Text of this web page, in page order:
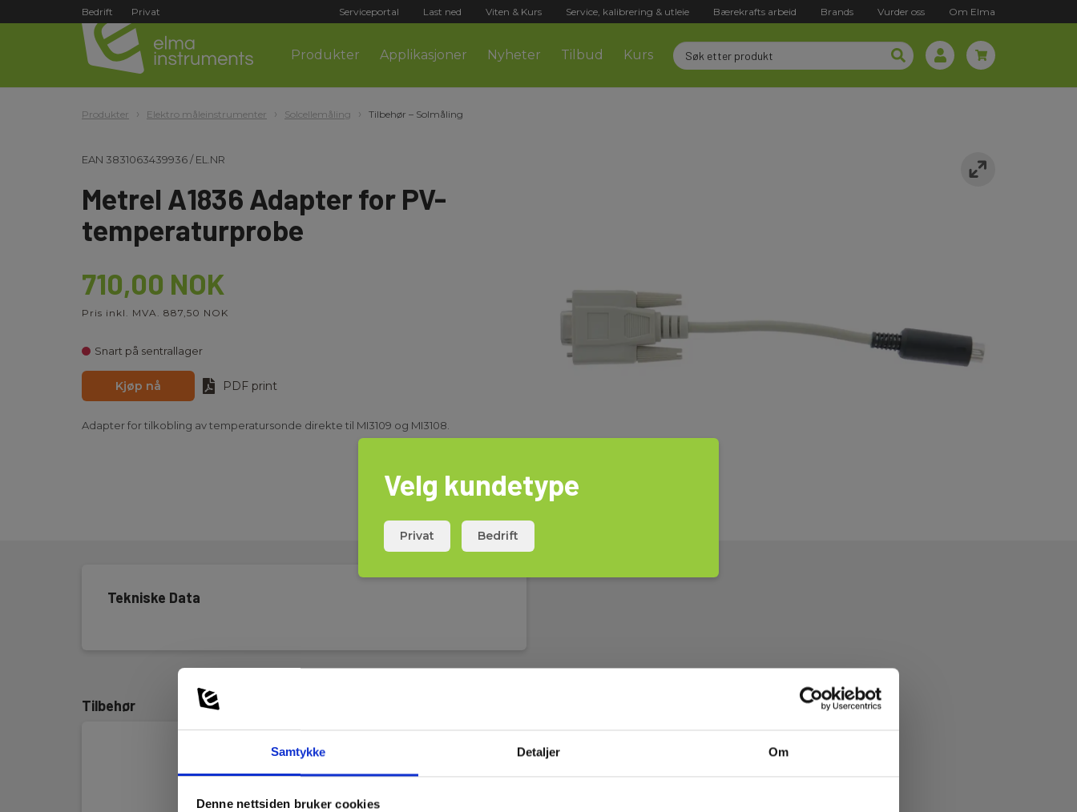
Samtykke Detaljer Om
Denne nettsiden bruker cookies
Bedrift Privat Serviceportal Last ned Viten & Kurs Service, kalibrering & utleie Bærekrafts arbeid Brands Vurder oss Om Elma
Produkter Applikasjoner Nyheter Tilbud Kurs
Produkter Elektro måleinstrumenter Solcellemåling Tilbehør – Solmåling
EAN 3831063439936/EL.NR
Metrel A1836 Adapter for PV-
temperaturprobe
710,00 NOK
Pris inkl. MVA. 887,50 NOK
Snart på sentrallager
Kjøp nå PDF print
Adapter for tilkobling av temperatursonde direkte til MI3109 og MI3108.
Tekniske Data
Tilbehør
Velg kundetype
Privat Bedrift